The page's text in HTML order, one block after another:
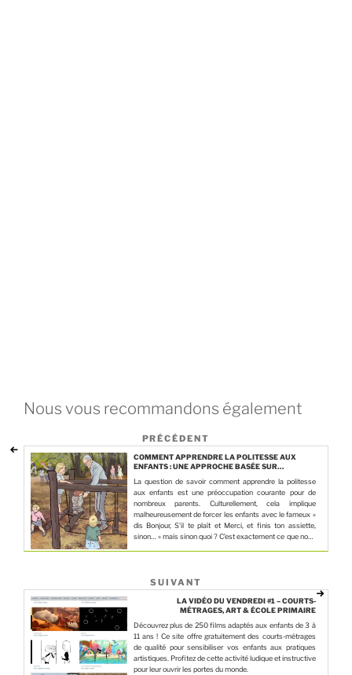
Nous vous recommandons également
PRÉCÉDENT
COMMENT APPRENDRE LA POLITESSE AUX
ENFANTS : UNE APPROCHE BASÉE SUR
BESOINS
La question de savoir comment apprendre la politesse
aux enfants est une préoccupation courante pour de
nombreux parents. Culturellement, cela implique
malheureusement de forcer les enfants avec le fameux «
dis Bonjour, S’il te plaît et Merci, et finis ton assiette,
sinon… » mais sinon quoi ? C’est exactement ce que nous
SUIVANT
LA VIDÉO DU VENDREDI #1 – COURTS-
MÉTRAGES, ART & ÉCOLE PRIMAIRE
Découvrez plus de 250 films adaptés aux enfants de 3 à
11 ans ! Ce site offre gratuitement des courts-métrages
de qualité pour sensibiliser vos enfants aux pratiques
artistiques. Profitez de cette activité ludique et instructive
pour leur ouvrir les portes du monde.